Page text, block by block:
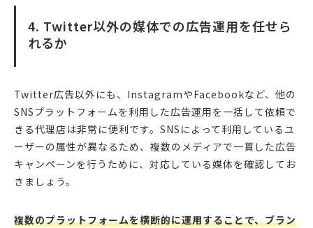
4. Twitter以外の媒体での広告運用を任せら
れるか
Twitter広告以外にも、InstagramやFacebookなど、他の
SNSプラットフォームを利用した広告運用を一括して依頼で
きる代理店は非常に便利です。SNSによって利用しているユ
ーザーの属性が異なるため、複数のメディアで一貫した広告
キャンペーンを行うために、対応している媒体を確認してお
きましょう。
複数のプラットフォームを横断的に運用することで、ブラン